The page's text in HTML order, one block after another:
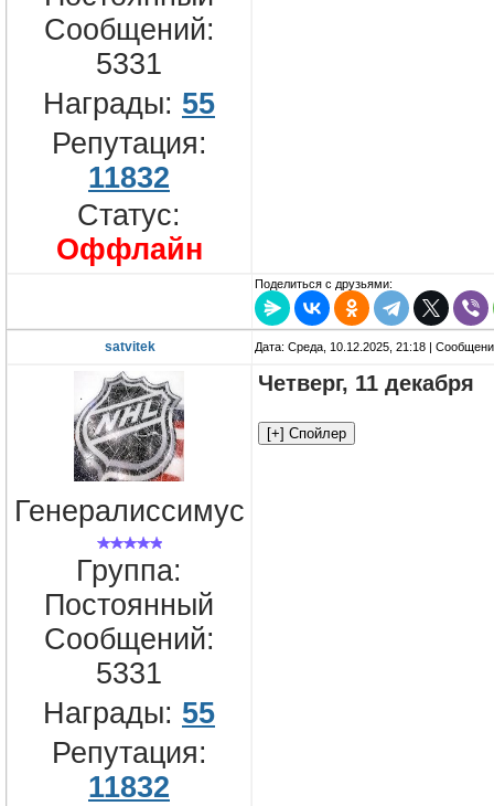
Сообщений:
5331
Награды: 55
Репутация:
11832
Статус:
Оффлайн
Поделиться с друзьями:
satvitek Дата: Среда, 10.12.2025, 21:18 |
Генералиссимус
Группа:
Постоянный
Сообщений:
5331
Награды: 55
Репутация:
11832
Четверг, 11 декабря